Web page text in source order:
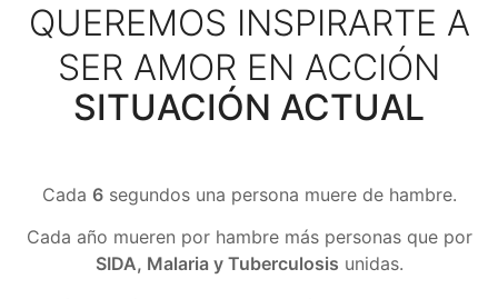
QUEREMOS INSPIRARTE A
SER AMOR EN ACCIÓN
SITUACIÓN ACTUAL
Cada 6segundos una persona muere de hambre.
Cada año mueren por hambre más personas que por
SIDA, Malaria y Tuberculosis unidas.